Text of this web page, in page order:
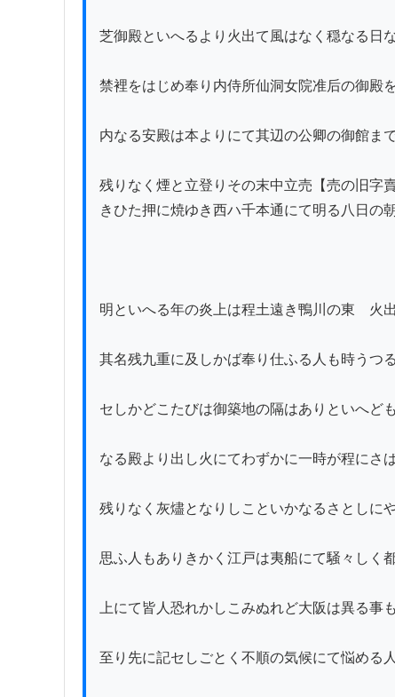
芝御殿といへるより火出て風はなく穏なる日
禁裡をはじめ奉り内侍所仙洞女院准后の御殿
内なる安殿は本よりにて其辺の公卿の御館ま
残りなく煙と立登りその末中立売【売の旧字
きひた押に焼ゆき西ハ千本通にて明る八日の
明といへる年の炎上は程土遠き鴨川の東ゟ火
其名残九重に及しかば奉り仕ふる人も時うつ
セしかどこたびは御築地の隔はありといへど
なる殿より出し火にてわずかに一時が程にさ
残りなく灰燼となりしこといかなるさとしに
思ふ人もありきかく江戸は夷船にて騒々しく
上にて皆人恐れかしこみぬれど大阪は異る事
至り先に記セしごとく不順の気候にて悩める